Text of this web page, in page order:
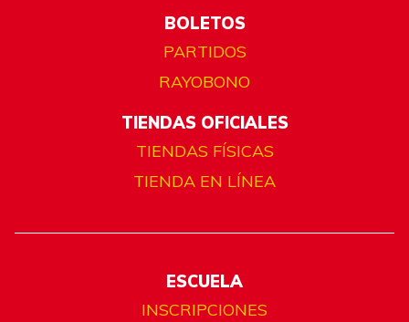
BOLETOS
PARTIDOS
RAYOBONO
TIENDAS OFICIALES
TIENDAS FÍSICAS
TIENDA EN LÍNEA
ESCUELA
INSCRIPCIONES